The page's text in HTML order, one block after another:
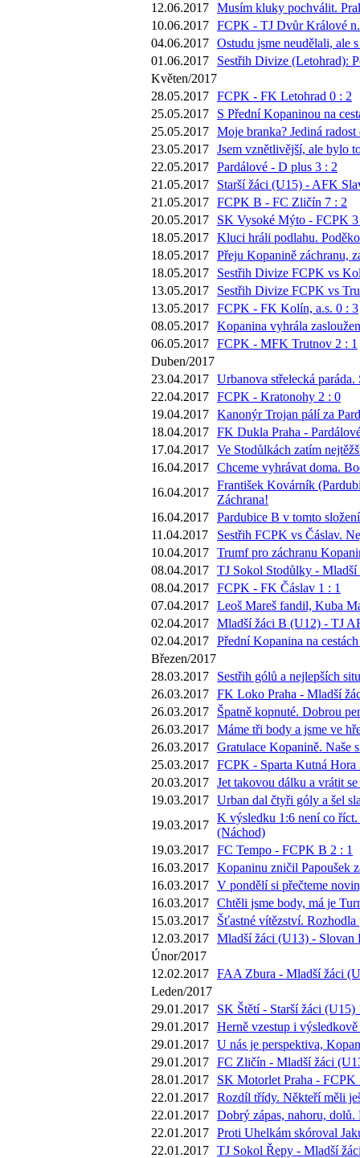
12.06.2017 Musím kluky pochválit.
10.06.2017 FCPK - TJ Dvůr Králové
04.06.2017 Ostudu jsme neudělali, ale
01.06.2017
Sestřih Divize (Letohrad):
Květen/2017
28.05.2017 FCPK - FK Letohrad 0 : 2
25.05.2017
S Přední Kopaninou na
25.05.2017 Moje branka? Jediná
23.05.2017 Jsem vznětlivější, ale bylo
22.05.2017 Pardálové - D plus 3 : 2
21.05.2017
Starší žáci (U15) - AFK
21.05.2017 FCPK B - FC Zličín 7 : 2
20.05.2017
SK Vysoké Mýto - FCPK
18.05.2017 Kluci hráli podlahu.
18.05.2017 Přeju Kopanině záchranu,
18.05.2017
Sestřih Divize FCPK vs
13.05.2017
Sestřih Divize FCPK vs
13.05.2017 FCPK - FK Kolín, a.s. 0 : 3
08.05.2017 Kopanina vyhrála
06.05.2017 FCPK - MFK Trutnov 2 : 1
Duben/2017
23.04.2017 Urbanova střelecká
22.04.2017 FCPK - Kratonohy 2 : 0
19.04.2017 Kanonýr Trojan pálí za
18.04.2017 FK Dukla Praha -
17.04.2017 Ve Stodůlkách zatím
16.04.2017 Chceme vyhrávat doma.
16.04.2017
František Kovárník
Záchrana!
16.04.2017 Pardubice B v tomto
11.04.2017
Sestřih FCPK vs Čáslav.
10.04.2017 Trumf pro záchranu
08.04.2017 TJ Sokol Stodůlky -
08.04.2017 FCPK - FK Čáslav 1 : 1
07.04.2017 Leoš Mareš fandil, Kuba
02.04.2017 Mladší žáci B (U12) - TJ
02.04.2017 Přední Kopanina na
Březen/2017
28.03.2017
Sestřih gólů a nejlepších
26.03.2017 FK Loko Praha - Mladší
26.03.2017
Špatně kopnuté. Dobrou
26.03.2017 Máme tři body a jsme ve
26.03.2017 Gratulace Kopanině. Naše
25.03.2017 FCPK - Sparta Kutná Hora
20.03.2017 Jet takovou dálku a vrátit
19.03.2017 Urban dal čtyři góly a šel
19.03.2017
K výsledku 1:6 není co
(Náchod)
19.03.2017 FC Tempo - FCPK B 2 : 1
16.03.2017 Kopaninu zničil Papoušek
16.03.2017 V pondělí si přečteme
16.03.2017 Chtěli jsme body, má je
15.03.2017
Šťastné vítězství.
12.03.2017 Mladší žáci (U13) - Slovan
Únor/2017
12.02.2017 FAA Zbura - Mladší žáci
Leden/2017
29.01.2017
SK Štětí - Starší žáci (U15)
29.01.2017 Herně vzestup i
29.01.2017 U nás je perspektiva,
29.01.2017 FC Zličín - Mladší žáci
28.01.2017
SK Motorlet Praha - FCPK
22.01.2017 Rozdíl třídy. Někteří měli
22.01.2017 Dobrý zápas, nahoru,
22.01.2017 Proti Uhelkám skóroval
22.01.2017 TJ Sokol Řepy - Mladší